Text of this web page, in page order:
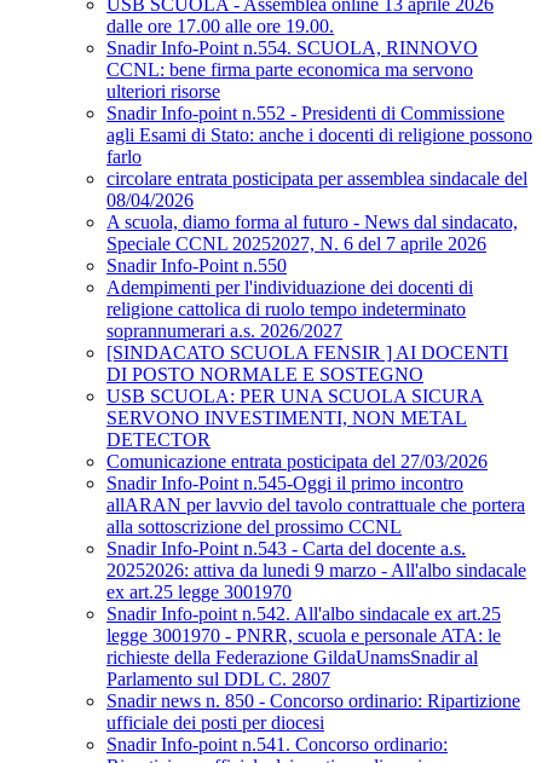
USB SCUOLA - Assemblea online 13 aprile 2026
dalle ore 17.00 alle ore 19.00.
Snadir Info-Point n.554. SCUOLA, RINNOVO
CCNL: bene firma parte economica ma servono
ulteriori risorse
Snadir Info-point n.552 - Presidenti di Commissione
agli Esami di Stato: anche i docenti di religione possono
farlo
circolare entrata posticipata per assemblea sindacale del
08/04/2026
A scuola, diamo forma al futuro - News dal sindacato,
Speciale CCNL 20252027, N. 6 del 7 aprile 2026
Snadir Info-Point n.550
Adempimenti per l'individuazione dei docenti di
religione cattolica di ruolo tempo indeterminato
soprannumerari a.s. 2026/2027
[SINDACATO SCUOLA FENSIR ] AI DOCENTI
DI POSTO NORMALE E SOSTEGNO
USB SCUOLA: PER UNA SCUOLA SICURA
SERVONO INVESTIMENTI, NON METAL
DETECTOR
Comunicazione entrata posticipata del 27/03/2026
Snadir Info-Point n.545-Oggi il primo incontro
allARAN per lavvio del tavolo contrattuale che portera
alla sottoscrizione del prossimo CCNL
Snadir Info-Point n.543 - Carta del docente a.s.
20252026: attiva da lunedi 9 marzo - All'albo sindacale
ex art.25 legge 3001970
Snadir Info-point n.542. All'albo sindacale ex art.25
legge 3001970 - PNRR, scuola e personale ATA: le
richieste della Federazione GildaUnamsSnadir al
Parlamento sul DDL C. 2807
Snadir news n. 850 - Concorso ordinario: Ripartizione
ufficiale dei posti per diocesi
Snadir Info-point n.541. Concorso ordinario: